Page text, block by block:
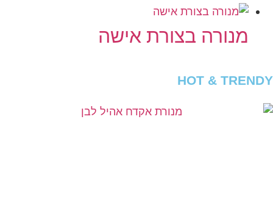
מנורה בצורת אישה
HOT & TRENDY